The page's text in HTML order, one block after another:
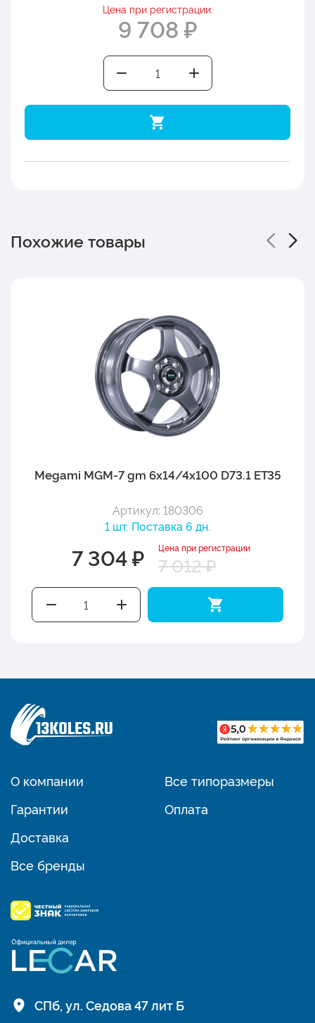
Цена при регистрации:
9 708 ₽
Похожие товары
Megami MGM-7 gm 6x14/4x100 D73.1 ET35
Артикул: 180306
1 шт. Поставка 6 дн.
7 304 ₽ Цена при регистрации
7 012 ₽
О компании
Гарантии
Доставка
Все бренды
Все типоразмеры
Оплата
СПб, ул. Седова 47 лит Б